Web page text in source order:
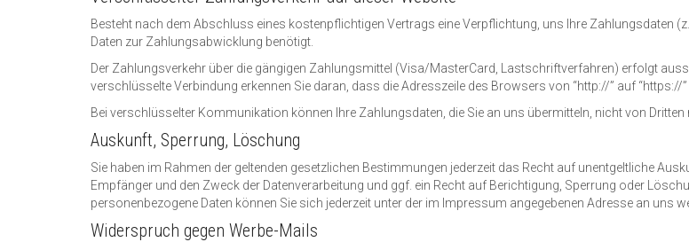
Besteht nach dem Abschluss eines kostenpflichtigen Vertrags eine Verpflichtung, uns Ihre Zahlungsdaten
Daten zur Zahlungsabwicklung benötigt.
Der Zahlungsverkehr über die gängigen Zahlungsmittel (Visa/MasterCard, Lastschriftverfahren) erfolgt
verschlüsselte Verbindung erkennen Sie daran, dass die Adresszeile des Browsers von “http://” auf
Bei verschlüsselter Kommunikation können Ihre Zahlungsdaten, die Sie an uns übermitteln, nicht von Dritten
Auskunft, Sperrung, Löschung
Sie haben im Rahmen der geltenden gesetzlichen Bestimmungen jederzeit das Recht auf unentgeltliche
Empfänger und den Zweck der Datenverarbeitung und ggf. ein Recht auf Berichtigung, Sperrung oder
personenbezogene Daten können Sie sich jederzeit unter der im Impressum angegebenen Adresse an uns
Widerspruch gegen Werbe-Mails